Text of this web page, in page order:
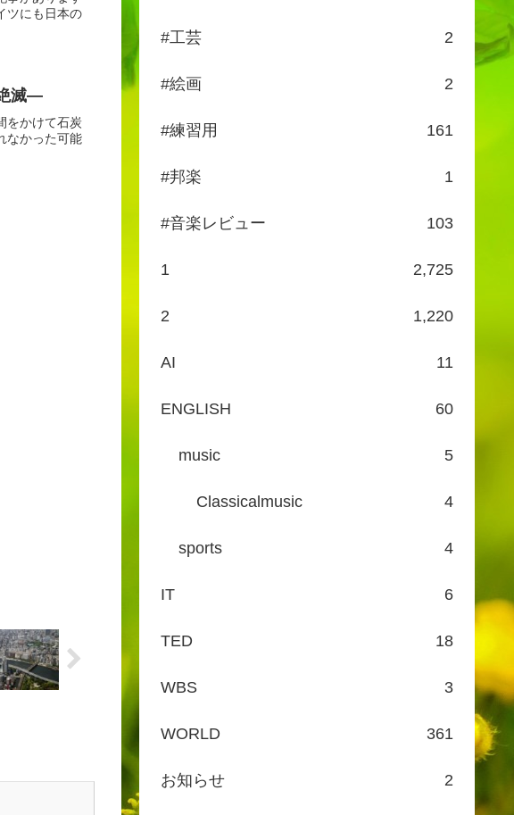
ツにも日本の
滅―
をかけて石炭
なかった可能
#工芸 2
#絵画 2
#練習用 161
#邦楽 1
#音楽レビュー 103
1 2,725
2 1,220
AI 11
ENGLISH 60
music 5
Classicalmusic 4
sports 4
IT 6
TED 18
WBS 3
WORLD 361
お知らせ 2